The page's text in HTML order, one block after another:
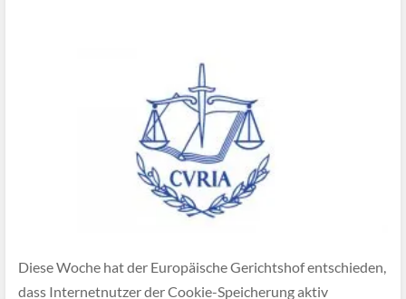
Diese Woche hat der Europäische Gerichtshof entschieden,
dass Internetnutzer der Cookie-Speicherung aktiv